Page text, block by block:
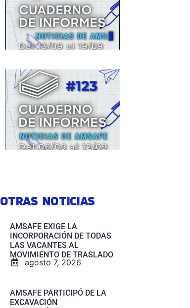
OTRAS NOTICIAS
AMSAFE EXIGE LA
INCORPORACIÓN DE TODAS
LAS VACANTES AL
MOVIMIENTO DE TRASLADO
agosto 7, 2026
AMSAFE PARTICIPÓ DE LA
EXCAVACIÓN